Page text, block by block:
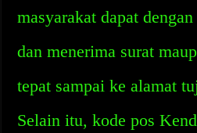
masyarakat dapat
dan menerima surat
tepat sampai ke alamat
Selain itu, kode pos